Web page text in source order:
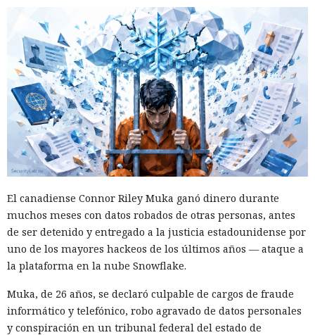
El canadiense Connor Riley Muka ganó dinero durante
muchos meses con datos robados de otras personas, antes
de ser detenido y entregado a la justicia estadounidense por
uno de los mayores hackeos de los últimos años — ataque a
la plataforma en la nube Snowflake.
Muka, de 26 años, se declaró culpable de cargos de fraude
informático y telefónico, robo agravado de datos personales
y conspiración en un tribunal federal del estado de